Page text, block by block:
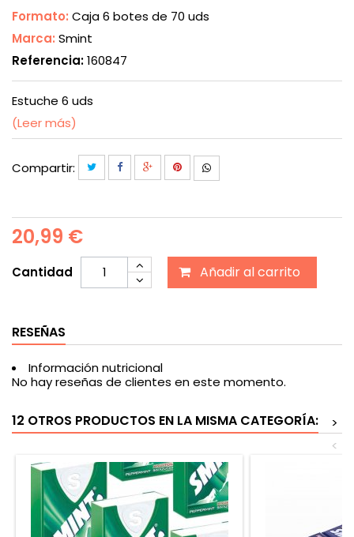
Formato: Caja 6 botes de 70 uds
Marca: Smint
Referencia:160847
Estuche 6 uds
(Leer más)
Compartir:
20,99 €
Cantidad Añadir al carrito
RESEÑAS
Información nutricional
No hay reseñas de clientes en este momento.
12 OTROS PRODUCTOS EN LA MISMA CATEGORÍA:
>
<